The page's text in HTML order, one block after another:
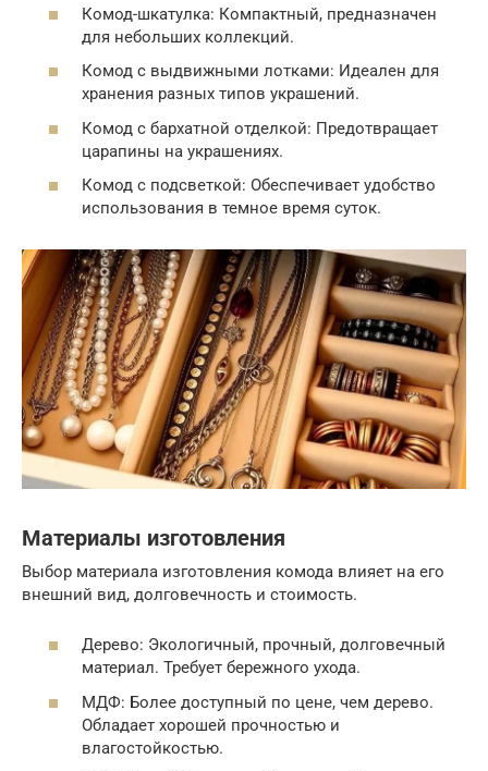
Комод-шкатулка: Компактный, предназначен
для небольших коллекций.
Комод с выдвижными лотками: Идеален для
хранения разных типов украшений.
Комод с бархатной отделкой: Предотвращает
царапины на украшениях.
Комод с подсветкой: Обеспечивает удобство
использования в темное время суток.
Материалы изготовления
Выбор материала изготовления комода влияет на его
внешний вид, долговечность и стоимость.
Дерево: Экологичный, прочный, долговечный
материал. Требует бережного ухода.
МДФ: Более доступный по цене, чем дерево.
Обладает хорошей прочностью и
влагостойкостью.